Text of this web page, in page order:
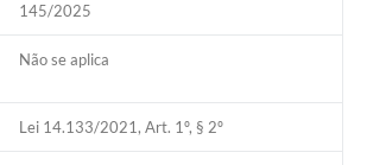
145/2025
Não se aplica
Lei 14.133/2021, Art. 1º, § 2º